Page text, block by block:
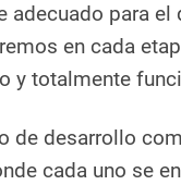
adecuado para
en cada
y totalmente
de desarrollo
cada uno se